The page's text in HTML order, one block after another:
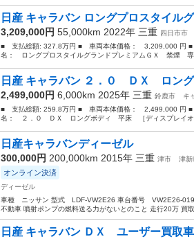
日産 キャラバン ロングプロスタイル
3,209,000円 55,000km 2022年 三重 四日市市
■ 支払総額: 327.8万円 ■ 車両本体価格： 3,209,000
名： ロングプロスタイルグランドプレミアムＧＸ 禁煙 専
日産 キャラバン ２．０ ＤＸ ロン
2,499,000円 6,000km 2025年 三重 鈴鹿市
キ
■ 支払総額: 259.8万円 ■ 車両本体価格： 2,499,000
名： ２．０ ＤＸ ロングボディ 平床 ［ディスプレイオ
日産キャラバンディーゼル
300,000円 200,000km 2015年 三重 津市 津新
オンライン決済
ディーゼル
車種 ニッサン 型式 LDF-VW2E26 車台番号 VW2E26-
不動車 噴射ポンプの燃料送る力がないとのこと 走行20万 買取
日産 キャラバン ＤＸ ユーザー買取車